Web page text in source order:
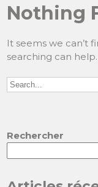
Nothing
It seems we can’t
searching can help.
Rechercher